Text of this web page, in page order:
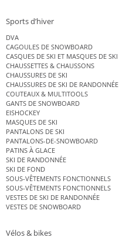
Sports d’hiver
DVA
CAGOULES DE SNOWBOARD
CASQUES DE SKI ET MASQUES DE SKI
CHAUSSETTES & CHAUSSONS
CHAUSSURES DE SKI
CHAUSSURES DE SKI DE RANDONNÉE
COUTEAUX & MULTITOOLS
GANTS DE SNOWBOARD
EISHOCKEY
MASQUES DE SKI
PANTALONS DE SKI
PANTALONS-DE-SNOWBOARD
PATINS À GLACE
SKI DE RANDONNÉE
SKI DE FOND
SOUS-VÊTEMENTS FONCTIONNELS
SOUS-VÊTEMENTS FONCTIONNELS
VESTES DE SKI DE RANDONNÉE
VESTES DE SNOWBOARD
Vélos & bikes